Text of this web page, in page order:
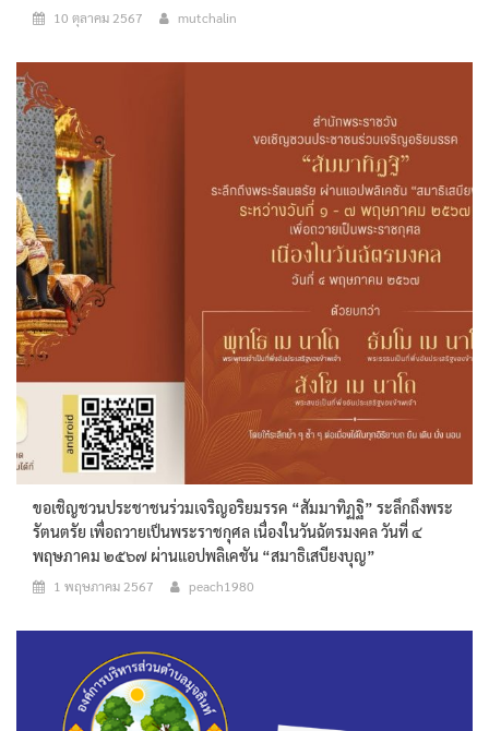
10 ตุลาคม 2567 mutchalin
ขอเชิญชวนประชาชนร่วมเจริญอริยมรรค “สัมมาทิฏฐิ” ระลึกถึงพระ
รัตนตรัย เพื่อถวายเป็นพระราชกุศล เนื่องในวันฉัตรมงคล วันที่ ๔
พฤษภาคม ๒๕๖๗ ผ่านแอปพลิเคชัน “สมาธิเสบียงบุญ”
1 พฤษภาคม 2567 peach1980